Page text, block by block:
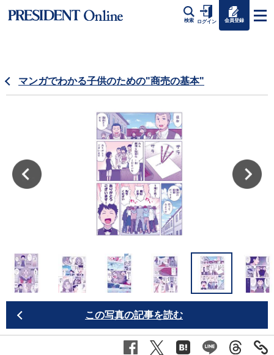
検索 ログイン 会員登録
マンガでわかる子供のための"商売の基本"
この写真の記事を読む